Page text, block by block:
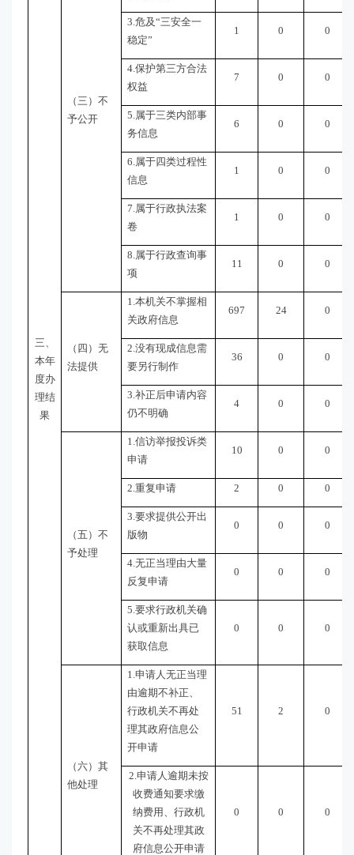
三、
本年
度办
理结
果
（三）不
予公开
3.危及“三安全一
稳定”
1 0 0
4.保护第三方合法
权益
7 0 0
5.属于三类内部事
务信息
6 0 0
6.属于四类过程性
信息
1 0 0
7.属于行政执法案
卷
1 0 0
8.属于行政查询事
项
11 0 0
（四）无
法提供
1.本机关不掌握相
关政府信息
697 24 0
2.没有现成信息需
要另行制作
36 0 0
3.补正后申请内容
仍不明确
4 0 0
（五）不
予处理
1.信访举报投诉类
申请
10 0 0
2.重复申请 2 0 0
3.要求提供公开出
版物
0 0 0
4.无正当理由大量
反复申请
0 0 0
5.要求行政机关确
认或重新出具已
获取信息
0 0 0
（六）其
他处理
1.申请人无正当理
由逾期不补正、
行政机关不再处
理其政府信息公
开申请
51 2 0
2.申请人逾期未按
收费通知要求缴
纳费用、行政机
关不再处理其政
府信息公开申请
0 0 0